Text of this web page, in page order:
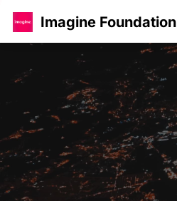
Imagine Foundation